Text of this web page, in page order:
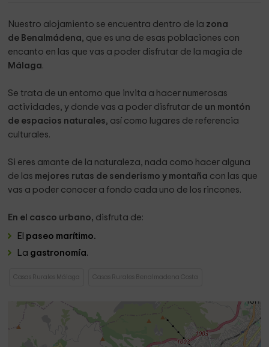
Nuestro alojamiento se encuentra dentro de la zona
de Benalmádena, que es una de esas poblaciones con
encanto en las que vas a poder disfrutar de la magia de
Málaga.
Se trata de un entorno que invita a hacer numerosas
actividades, y donde vas a poder disfrutar de un montón
de espacios naturales, así como lugares de referencia
culturales.
Si eres amante de la naturaleza, nada como hacer alguna
de las mejores rutas de senderismo y montaña con las que
vas a poder conocer a fondo cada uno de los rincones.
En el casco urbano, disfruta de:
El paseo marítimo.
La gastronomía.
Casas Rurales Málaga Casas Rurales Benalmadena Costa